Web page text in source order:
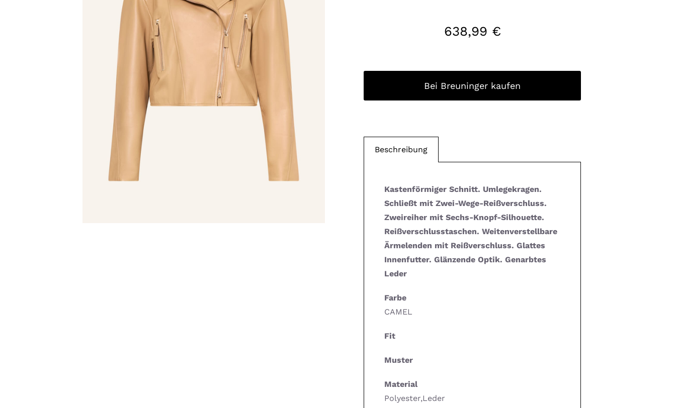
638,99 €
Bei Breuninger kaufen
Beschreibung
Kastenförmiger Schnitt. Umlegekragen.
Schließt mit Zwei-Wege-Reißverschluss.
Zweireiher mit Sechs-Knopf-Silhouette.
Reißverschlusstaschen. Weitenverstellbare
Ärmelenden mit Reißverschluss. Glattes
Innenfutter. Glänzende Optik. Genarbtes
Leder
Farbe
CAMEL
Fit
Muster
Material
Polyester,Leder